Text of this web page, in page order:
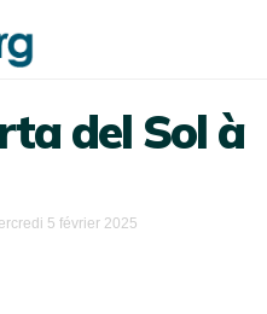
del Sol à
5 février 2025